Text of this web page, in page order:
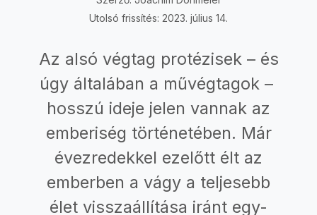
Utolsó frissítés: 2023. július 14.
Az alsó végtag protézisek – és
úgy általában a művégtagok –
hosszú ideje jelen vannak az
emberiség történetében. Már
évezredekkel ezelőtt élt az
emberben a vágy a teljesebb
élet visszaállítása iránt egy-